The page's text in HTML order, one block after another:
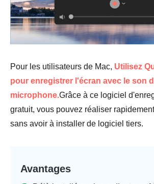
Pour les utilisateurs de Mac, Utilisez
pour enregistrer l'écran avec le son
microphone.Grâce à ce logiciel
gratuit, vous pouvez réaliser
sans avoir à installer de logiciel tiers.
Avantages